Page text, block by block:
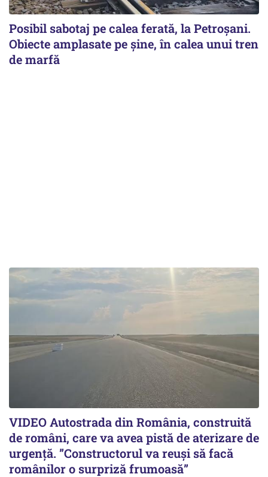
Posibil sabotaj pe calea ferată, la Petroșani.
Obiecte amplasate pe șine, în calea unui tren
de marfă
VIDEO Autostrada din România, construită
de români, care va avea pistă de aterizare de
urgență. ”Constructorul va reuși să facă
românilor o surpriză frumoasă”